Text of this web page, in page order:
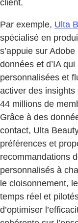
client.
Par exemple, Ulta
spécialisé en
s’appuie sur
données et d’IA
personnalisées et
activer des
44 millions de
Grâce à des
contact, Ulta
préférences et
recommandations
personnalisés à
le cloisonnement,
temps réel et
d’optimiser